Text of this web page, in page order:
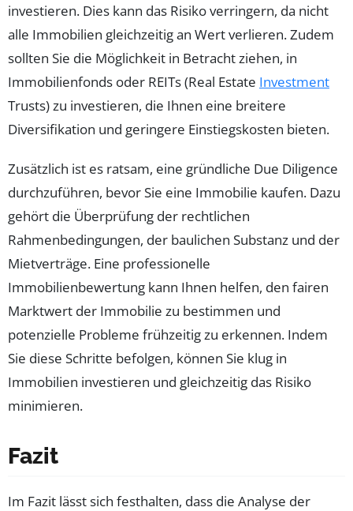
investieren. Dies kann das Risiko verringern, da nicht
alle Immobilien gleichzeitig an Wert verlieren. Zudem
sollten Sie die Möglichkeit in Betracht ziehen, in
Immobilienfonds oder REITs (Real Estate Investment
Trusts) zu investieren, die Ihnen eine breitere
Diversifikation und geringere Einstiegskosten bieten.
Zusätzlich ist es ratsam, eine gründliche Due Diligence
durchzuführen, bevor Sie eine Immobilie kaufen. Dazu
gehört die Überprüfung der rechtlichen
Rahmenbedingungen, der baulichen Substanz und der
Mietverträge. Eine professionelle
Immobilienbewertung kann Ihnen helfen, den fairen
Marktwert der Immobilie zu bestimmen und
potenzielle Probleme frühzeitig zu erkennen. Indem
Sie diese Schritte befolgen, können Sie klug in
Immobilien investieren und gleichzeitig das Risiko
minimieren.
Fazit
Im Fazit lässt sich festhalten, dass die Analyse der